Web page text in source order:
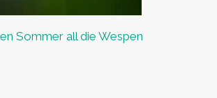
Sommer all die Wespen